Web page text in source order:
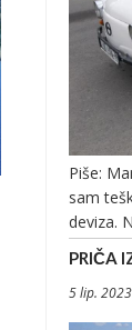
Piše:
sam
deviza.
PRIČA
5 lip. 2023